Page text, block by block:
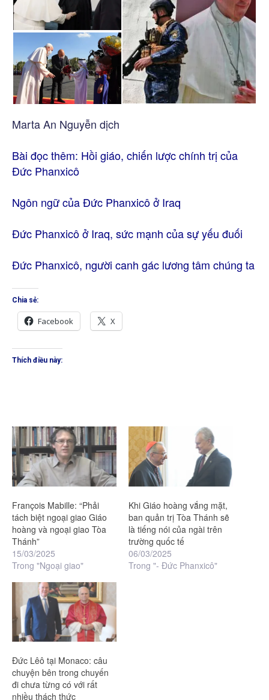
Marta An Nguyễn dịch
Bài đọc thêm: Hồi giáo, chiến lược chính trị của
Đức Phanxicô
Ngôn ngữ của Đức Phanxicô ở Iraq
Đức Phanxicô ở Iraq, sức mạnh của sự yếu đuối
Đức Phanxicô, người canh gác lương tâm chúng ta
Chia sẻ:
Facebook X
Thích điều này:
François Mabille: “Phải
tách biệt ngoại giao Giáo
hoàng và ngoại giao Tòa
Thánh”
15/03/2025
Trong "Ngoại giao"
Khi Giáo hoàng vắng mặt,
ban quản trị Tòa Thánh sẽ
là tiếng nói của ngài trên
trường quốc tế
06/03/2025
Trong "- Đức Phanxicô"
Đức Lêô tại Monaco: câu
chuyện bên trong chuyến
đi chưa từng có với rất
nhiều thách thức